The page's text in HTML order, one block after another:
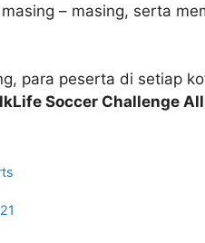
– masing, serta
para peserta di setiap
Soccer Challenge